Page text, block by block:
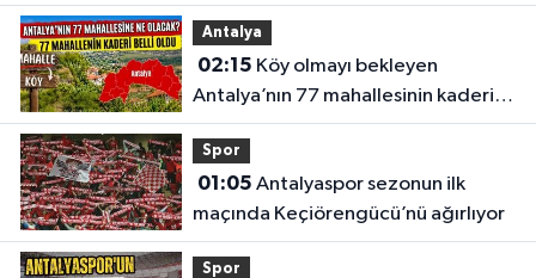
Antalya
02:15
Antalya’nın 77 mahallesinin kaderi
belli oldu
Spor
01:05
maçında Keçiörengücü’nü ağırlıyor
Spor